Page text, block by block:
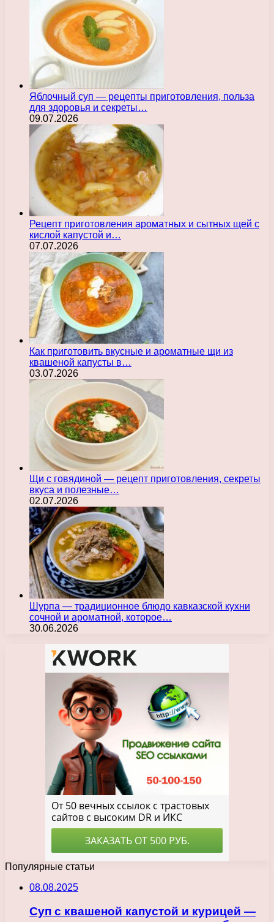
Яблочный суп — рецепты приготовления, польза
для здоровья и секреты…
09.07.2026
Рецепт приготовления ароматных и сытных щей с
кислой капустой и…
07.07.2026
Как приготовить вкусные и ароматные щи из
квашеной капусты в…
03.07.2026
Щи с говядиной — рецепт приготовления, секреты
вкуса и полезные…
02.07.2026
Шурпа — традиционное блюдо кавказской кухни
сочной и ароматной, которое…
30.06.2026
Популярные статьи
08.08.2025
Суп с квашеной капустой и курицей —